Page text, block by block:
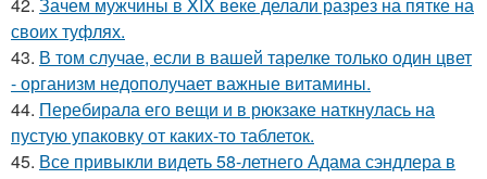
своих туфлях.
43. В том случае, если в вашей тарелке только один цвет
- организм недополучает важные витамины.
44. Перебирала его вещи и в рюкзаке наткнулась на
пустую упаковку от каких-то таблеток.
45. Все привыкли видеть 58-летнего Адама сэндлера в